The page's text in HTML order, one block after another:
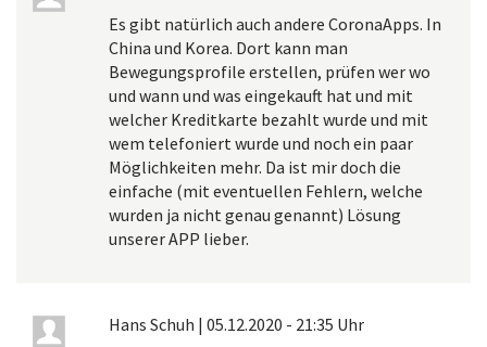
Es gibt natürlich auch andere CoronaApps. In
China und Korea. Dort kann man
Bewegungsprofile erstellen, prüfen wer wo
und wann und was eingekauft hat und mit
welcher Kreditkarte bezahlt wurde und mit
wem telefoniert wurde und noch ein paar
Möglichkeiten mehr. Da ist mir doch die
einfache (mit eventuellen Fehlern, welche
wurden ja nicht genau genannt) Lösung
unserer APP lieber.
Hans Schuh | 05.12.2020 - 21:35 Uhr